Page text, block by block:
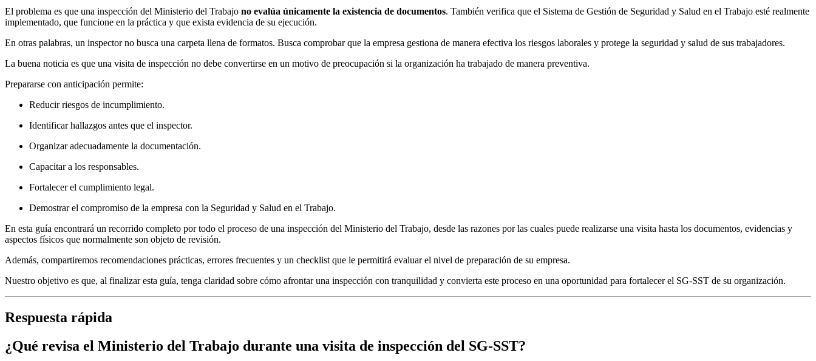
El problema es que una inspección del Ministerio del Trabajo no evalúa únicamente la existencia de documentos. También verifica que el Sistema de Gestión de Seguridad y Salud en el Trabajo esté realmente
implementado, que funcione en la práctica y que exista evidencia de su ejecución.
En otras palabras, un inspector no busca una carpeta llena de formatos. Busca comprobar que la empresa gestiona de manera efectiva los riesgos laborales y protege la seguridad y salud de sus trabajadores.
La buena noticia es que una visita de inspección no debe convertirse en un motivo de preocupación si la organización ha trabajado de manera preventiva.
Prepararse con anticipación permite:
Reducir riesgos de incumplimiento.
Identificar hallazgos antes que el inspector.
Organizar adecuadamente la documentación.
Capacitar a los responsables.
Fortalecer el cumplimiento legal.
Demostrar el compromiso de la empresa con la Seguridad y Salud en el Trabajo.
En esta guía encontrará un recorrido completo por todo el proceso de una inspección del Ministerio del Trabajo, desde las razones por las cuales puede realizarse una visita hasta los documentos, evidencias y
aspectos físicos que normalmente son objeto de revisión.
Además, compartiremos recomendaciones prácticas, errores frecuentes y un checklist que le permitirá evaluar el nivel de preparación de su empresa.
Nuestro objetivo es que, al finalizar esta guía, tenga claridad sobre cómo afrontar una inspección con tranquilidad y convierta este proceso en una oportunidad para fortalecer el SG-SST de su organización.
Respuesta rápida
¿Qué revisa el Ministerio del Trabajo durante una visita de inspección del SG-SST?